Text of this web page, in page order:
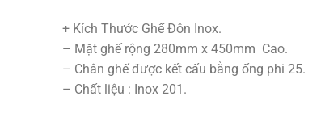
+ Kích Thước Ghế Đôn Inox.
– Mặt ghế rộng 280mm x 450mm Cao.
– Chân ghế được kết cấu bằng ống phi 25.
– Chất liệu : Inox 201.